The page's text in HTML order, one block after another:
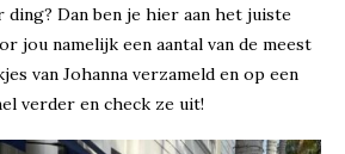
Dan ben je hier aan het juiste
jou namelijk een aantal van de meest
van Johanna verzameld en op een
verder en check ze uit!